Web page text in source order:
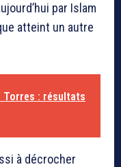
par Islam
atteint un autre
Torres : résultats
à décrocher